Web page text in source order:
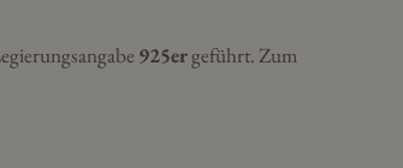
925ergeführt. Zum